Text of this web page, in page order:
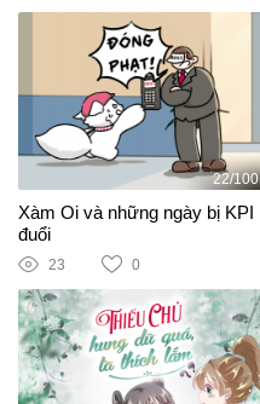
22/100
Xàm Oi và những ngày bị KPI
đuổi
23 0